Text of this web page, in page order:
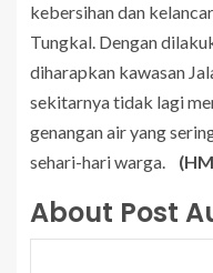
kebersihan dan
Tungkal. Dengan
diharapkan kawasan
sekitarnya tidak lagi
genangan air yang
sehari-hari warga.
About Post